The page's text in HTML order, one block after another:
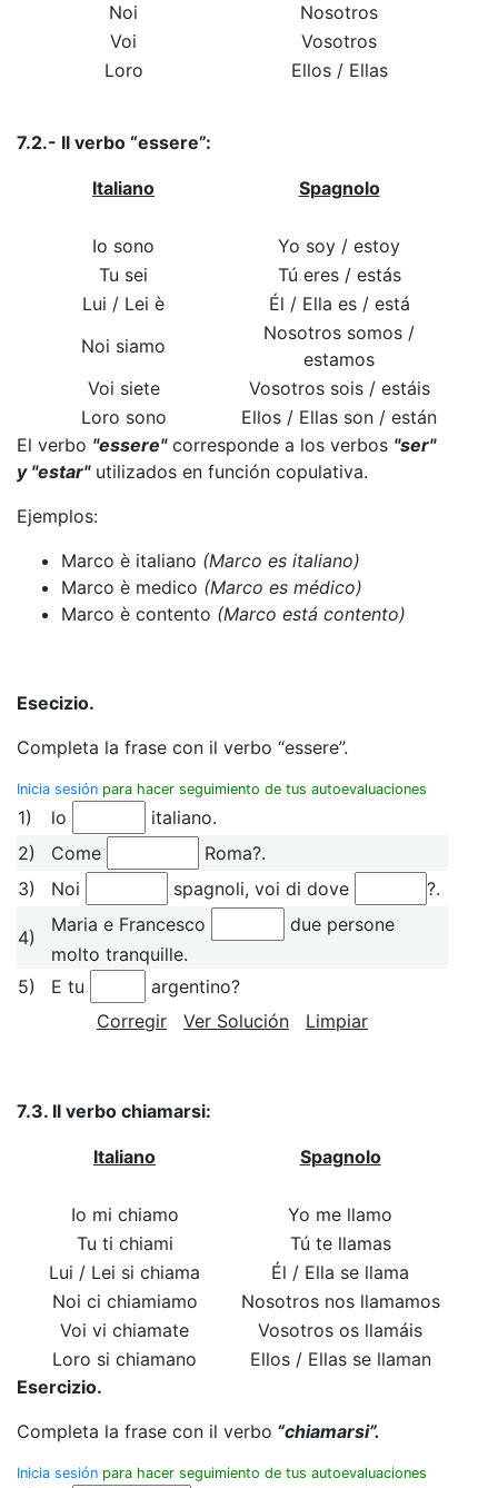
Noi
Nosotros
Voi
Vosotros
Loro
Ellos / Ellas
7.2.- Il verbo “essere”:
Italiano Spagnolo
Io sono
Yo soy / estoy
Tu sei
Tú eres / estás
Lui / Lei è
Él / Ella es / está
Noi siamo
Nosotros somos /
estamos
Voi siete
Vosotros sois / estáis
Loro sono
Ellos / Ellas son / están
El verbo "essere"corresponde a los verbos "ser"
y "estar"utilizados en función copulativa.
Ejemplos:
Marco è italiano (Marco es italiano)
Marco è medico (Marco es médico)
Marco è contento (Marco está contento)
Esecizio.
Completa la frase con il verbo “essere”.
Inicia sesión para hacer seguimiento de tus autoevaluaciones
1) lo
italiano.
2)
Come
Roma?.
3)
Noi spagnoli, voi di dove ?.
4)
Maria e Francesco
due persone
molto tranquille.
5)
E tu
argentino?
Corregir
Ver Solución Limpiar
7.3. Il verbo chiamarsi:
Italiano Spagnolo
Io mi chiamo
Yo me llamo
Tu ti chiami
Tú te llamas
Lui / Lei si chiama
Él / Ella se llama
Noi ci chiamiamo
Nosotros nos llamamos
Voi vi chiamate
Vosotros os llamáis
Loro si chiamano
Ellos / Ellas se llaman
Esercizio.
Completa la frase con il verbo “chiamarsi”.
Inicia sesión para hacer seguimiento de tus autoevaluaciones